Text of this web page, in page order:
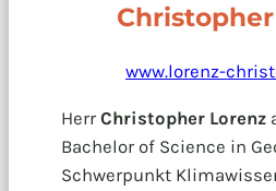
www.lorenz-
Herr Christopher Lorenz
Bachelor of Science in
Schwerpunkt